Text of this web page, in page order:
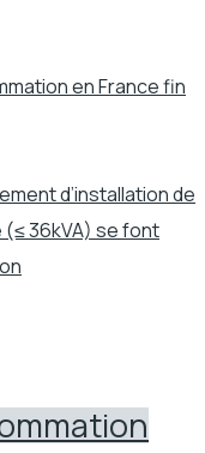
en France fin
d’installation de
36kVA) se font